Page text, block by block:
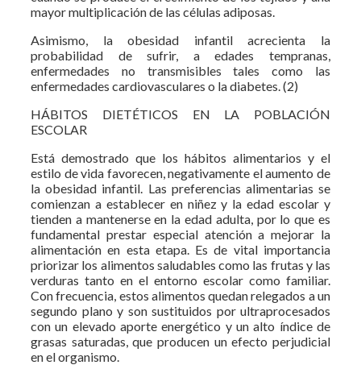
mayor multiplicación de las células adiposas.
Asimismo, la obesidad infantil acrecienta la
probabilidad de sufrir, a edades tempranas,
enfermedades no transmisibles tales como las
enfermedades cardiovasculares o la diabetes. (2)
HÁBITOS DIETÉTICOS EN LA POBLACIÓN
ESCOLAR
Está demostrado que los hábitos alimentarios y el
estilo de vida favorecen, negativamente el aumento de
la obesidad infantil. Las preferencias alimentarias se
comienzan a establecer en niñez y la edad escolar y
tienden a mantenerse en la edad adulta, por lo que es
fundamental prestar especial atención a mejorar la
alimentación en esta etapa. Es de vital importancia
priorizar los alimentos saludables como las frutas y las
verduras tanto en el entorno escolar como familiar.
Con frecuencia, estos alimentos quedan relegados a un
segundo plano y son sustituidos por ultraprocesados
con un elevado aporte energético y un alto índice de
grasas saturadas, que producen un efecto perjudicial
en el organismo.